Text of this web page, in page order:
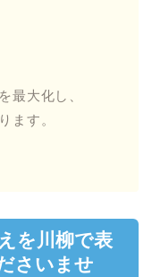
最大化し、
ます。
を川柳で表
さいませ